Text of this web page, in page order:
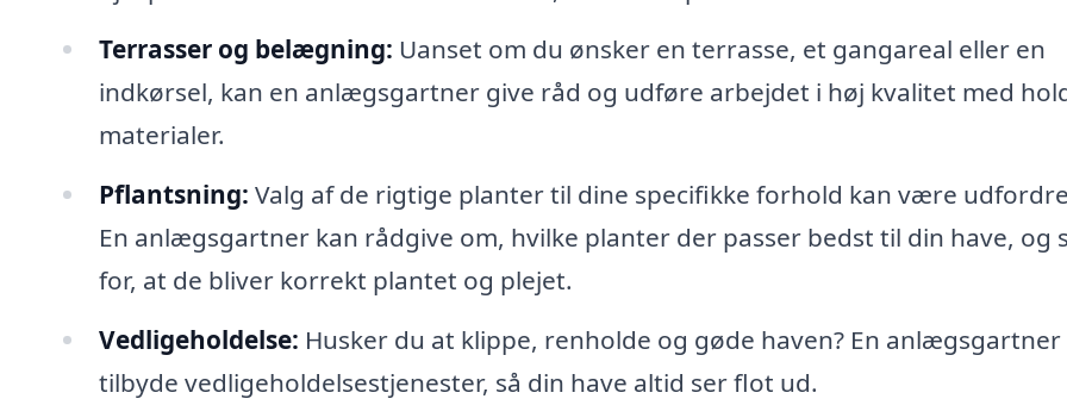
Terrasser og belægning: Uanset om du ønsker en terrasse, et gangareal eller en
indkørsel, kan en anlægsgartner give råd og udføre arbejdet i høj kvalitet med
materialer.
Pflantsning: Valg af de rigtige planter til dine specifikke forhold kan være
En anlægsgartner kan rådgive om, hvilke planter der passer bedst til din have, og
for, at de bliver korrekt plantet og plejet.
Vedligeholdelse: Husker du at klippe, renholde og gøde haven? En anlægsgartner
tilbyde vedligeholdelsestjenester, så din have altid ser flot ud.